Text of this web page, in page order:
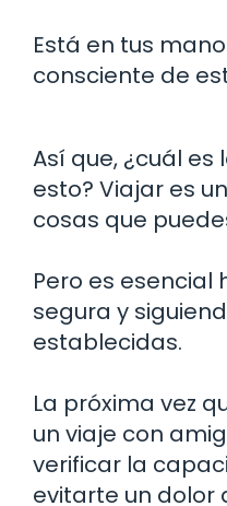
Está en tus
consciente de
Así que, ¿cuál
esto? Viajar es
cosas que
Pero es
segura y
establecidas.
La próxima vez
un viaje con
verificar la
evitarte un dolor